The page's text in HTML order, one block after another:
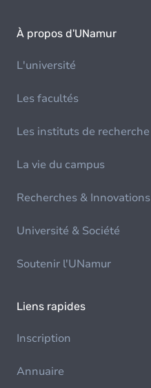
À propos d'UNamur
L'université
Les facultés
Les instituts de recherche
La vie du campus
Recherches & Innovations
Université & Société
Soutenir l'UNamur
Liens rapides
Inscription
Annuaire